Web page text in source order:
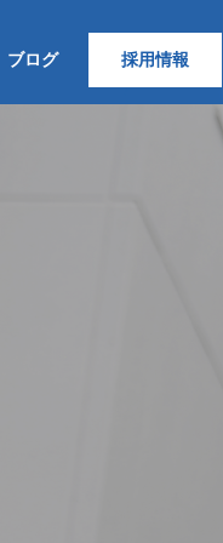
ブログ 採用情報